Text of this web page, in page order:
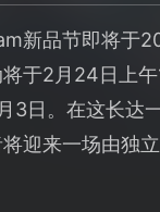
新品节即将于
于2月24日上午
3日。在这长达
迎来一场由独